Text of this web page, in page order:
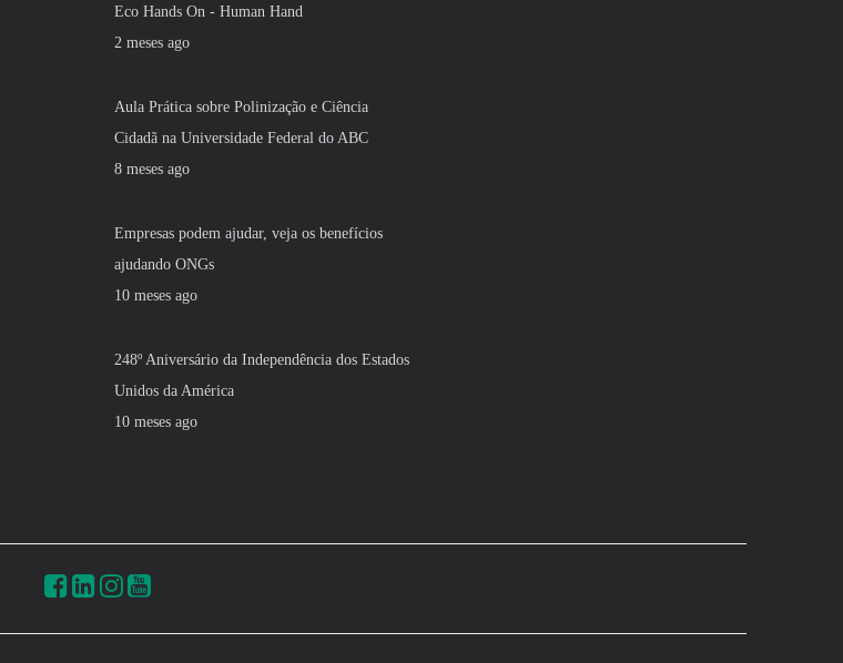
Eco Hands On - Human Hand
2 meses ago
Aula Prática sobre Polinização e Ciência
Cidadã na Universidade Federal do ABC
8 meses ago
Empresas podem ajudar, veja os benefícios
ajudando ONGs
10 meses ago
248º Aniversário da Independência dos Estados
Unidos da América
10 meses ago